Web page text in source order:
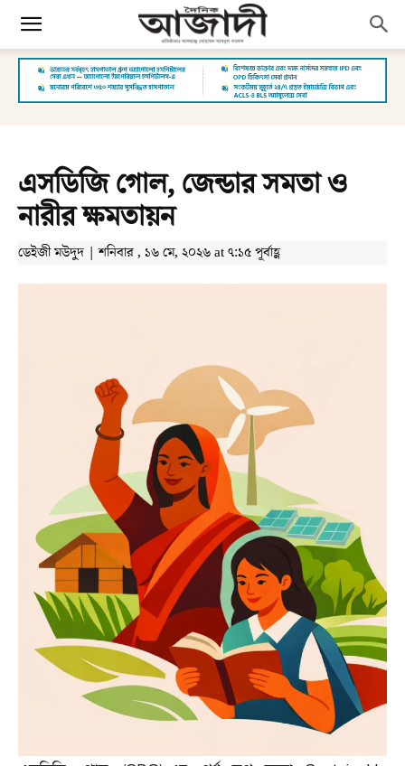
এসডিজি গোল, জেন্ডার সমতা ও
নারীর ক্ষমতায়ন
ডেইজী মউদুদ | শনিবার , ১৬ মে, ২০২৬ at ৭:১৫ পূর্বাহ্ণ